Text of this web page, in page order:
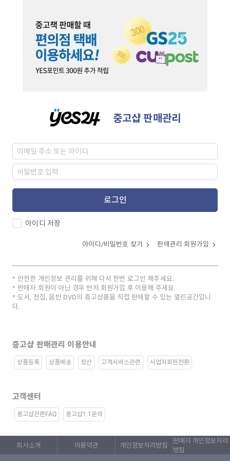
중고샵 판매관리
로그인
아이디 저장
아이디/비밀번호 찾기 판매관리 회원가입
안전한 개인정보 관리를 위해 다시 한번 로그인 해주세요.
판매자 회원이 아닌 경우 먼저 회원가입 후 이용해 주세요.
도서, 전집, 음반 DVD의 중고상품을 직접 판매할 수 있는 열린공간입니
다.
중고샵 판매관리 이용안내
상품등록 상품배송 정산 고객서비스관련 사업자회원전환
고객센터
중고샵관련FAQ 중고샵1:1문의
회사소개 이용약관 개인정보처리방침
판매자 개인정보처리
방침